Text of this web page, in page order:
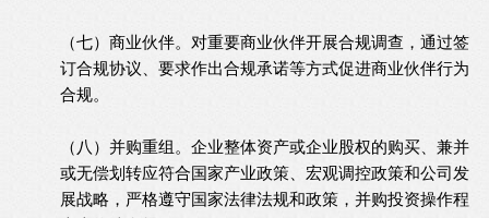
（七）商业伙伴。对重要商业伙伴开展合规调查，通过签
订合规协议、要求作出合规承诺等方式促进商业伙伴行为
合规。
（八）并购重组。企业整体资产或企业股权的购买、兼并
或无偿划转应符合国家产业政策、宏观调控政策和公司发
展战略，严格遵守国家法律法规和政策，并购投资操作程